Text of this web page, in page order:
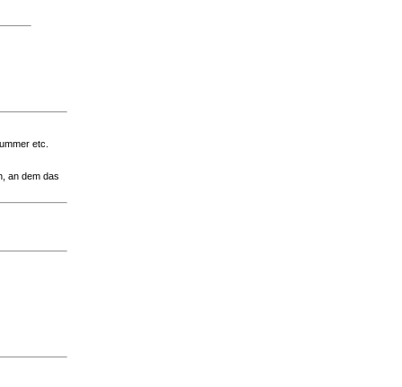
etc.
an dem das